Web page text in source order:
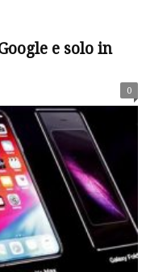
e solo in
0